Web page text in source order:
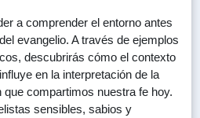
a comprender el entorno antes
evangelio. A través de ejemplos
descubrirás cómo el contexto
en la interpretación de la
que compartimos nuestra fe hoy.
sensibles, sabios y